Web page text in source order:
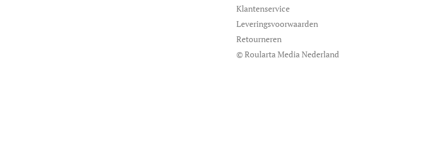
Klantenservice
Leveringsvoorwaarden
Retourneren
© Roularta Media Nederland